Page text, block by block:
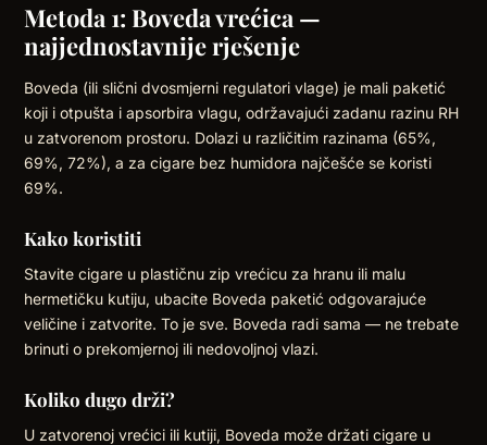
Metoda 1: Boveda vrećica —
najjednostavnije rješenje
Boveda (ili slični dvosmjerni regulatori vlage) je mali paketić
koji i otpušta i apsorbira vlagu, održavajući zadanu razinu RH
u zatvorenom prostoru. Dolazi u različitim razinama (65%,
69%, 72%), a za cigare bez humidora najčešće se koristi
69%.
Kako koristiti
Stavite cigare u plastičnu zip vrećicu za hranu ili malu
hermetičku kutiju, ubacite Boveda paketić odgovarajuće
veličine i zatvorite. To je sve. Boveda radi sama — ne trebate
brinuti o prekomjernoj ili nedovoljnoj vlazi.
Koliko dugo drži?
U zatvorenoj vrećici ili kutiji, Boveda može držati cigare u